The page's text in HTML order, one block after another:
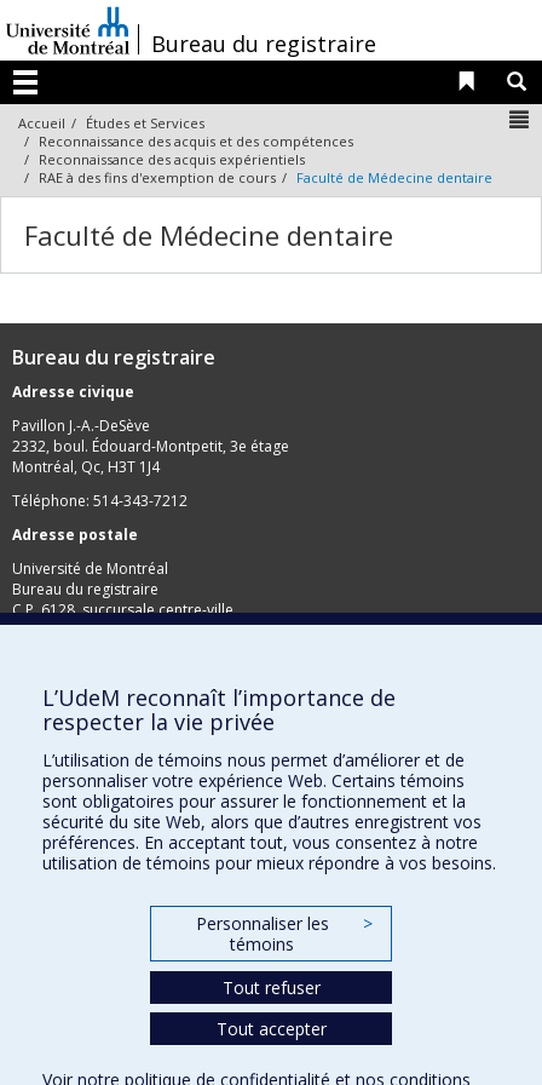
au
contenu
/Bureau du registraire
Menu
Liens
Accueil
Études et Services
Reconnaissance des acquis et des compétences
Reconnaissance des acquis expérientiels
RAE à des fins d'exemption de cours
Faculté de Médecine dentaire
Faculté de Médecine dentaire
Bureau du registraire
Adresse civique
Pavillon J.-A.-DeSève
2332, boul. Édouard-Montpetit, 3e étage
Montréal, Qc, H3T 1J4
Téléphone: 514-343-7212
Adresse postale
Université de Montréal
Bureau du registraire
C.P. 6128, succursale centre-ville
Montréal, Qc, H3C 3J7
L’UdeM reconnaît l’importance de
respecter la vie privée
L’utilisation de témoins nous permet d’améliorer et de
personnaliser votre expérience Web. Certains témoins
sont obligatoires pour assurer le fonctionnement et la
sécurité du site Web, alors que d’autres enregistrent vos
préférences. En acceptant tout, vous consentez à notre
utilisation de témoins pour mieux répondre à vos besoins.
Personnaliser les
témoins
>
Tout refuser
Tout accepter
Voir notre politique de confidentialité et nos conditions